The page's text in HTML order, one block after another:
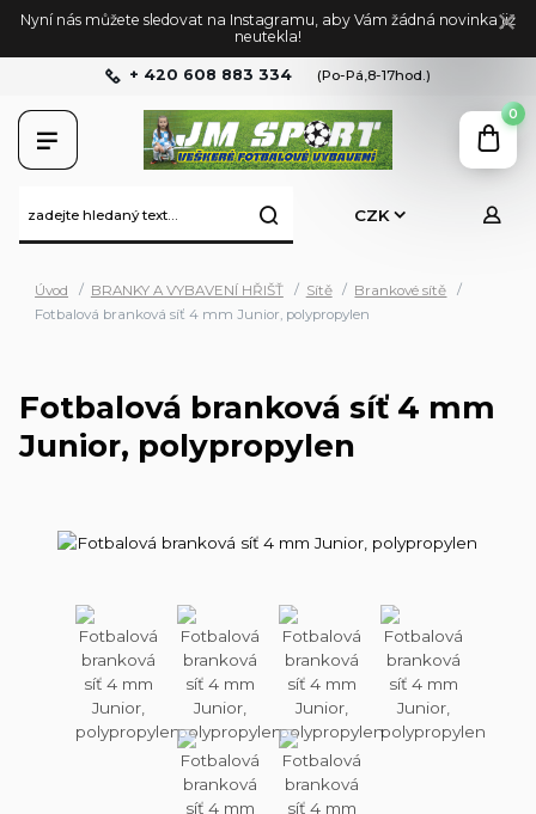
Nyní nás můžete sledovat na Instagramu, aby Vám žádná novinka již
neutekla!
CZK
+ 420 608 883 334 (Po-Pá,8-17hod.)
0
Úvod BRANKY A VYBAVENÍ HŘIŠŤ Sítě
Brankové sítě
Fotbalová branková síť 4 mm Junior, polypropylen
Fotbalová branková síť 4 mm
Junior, polypropylen